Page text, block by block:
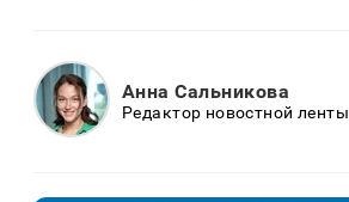
Анна Сальникова
Редактор новостной ленты